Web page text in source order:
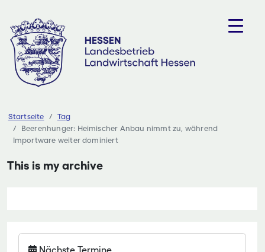
Inhalt
springen
Startseite
Tag
Beerenhunger: Heimischer Anbau nimmt zu, während
Importware weiter dominiert
This is my archive